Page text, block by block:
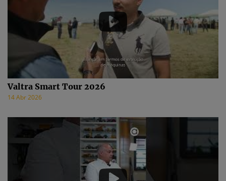
Valtra Smart Tour 2026
14 Abr 2026